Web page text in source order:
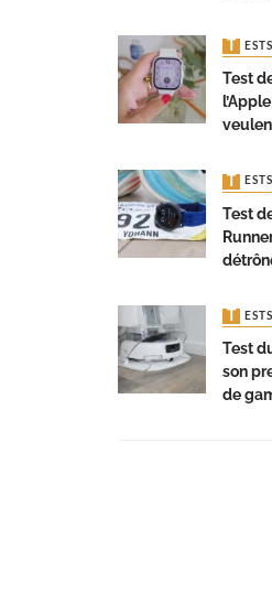
TESTS
Test
TESTS
Test
TESTS
Test
son
de